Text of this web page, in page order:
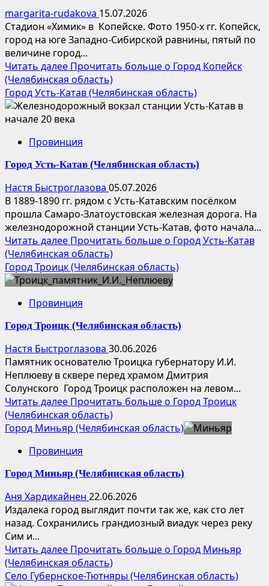
margarita-rudakova 15.07.2026
Стадион «Химик» в Копейске. Фото 1950-х гг. Копейск,
город на юге Западно-Сибирской равнины, пятый по
величине город...
Читать далее Прочитать больше о Город Копейск
(Челябинская область)
Город Усть-Катав (Челябинская область)
Провинция
Город Усть-Катав (Челябинская область)
Настя Быстроглазова 05.07.2026
В 1889-1890 гг. рядом с Усть-Катавским посёлком
прошла Самаро-Златоустовская железная дорога. На
железнодорожной станции Усть-Катав, фото начала...
Читать далее Прочитать больше о Город Усть-Катав
(Челябинская область)
Город Троицк (Челябинская область)
Провинция
Город Троицк (Челябинская область)
Настя Быстроглазова 30.06.2026
Памятник основателю Троицка губернатору И.И.
Неплюеву в сквере перед храмом Дмитрия
Солунского Город Троицк расположен на левом...
Читать далее Прочитать больше о Город Троицк
(Челябинская область)
Город Миньяр (Челябинская область)
Провинция
Город Миньяр (Челябинская область)
Аня Хардикайнен 22.06.2026
Издалека город выглядит почти так же, как сто лет
назад. Сохранились грандиозный виадук через реку
Сим и...
Читать далее Прочитать больше о Город Миньяр
(Челябинская область)
Село Губернское-Тютняры (Челябинская область)